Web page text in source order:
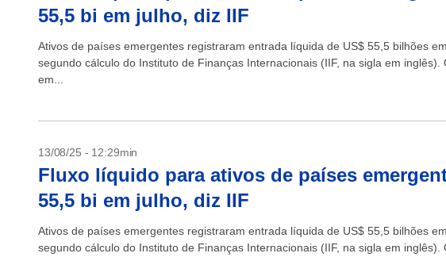
55,5 bi em julho, diz IIF
Ativos de países emergentes registraram entrada líquida de US$ 55,5 bilhões
segundo cálculo do Instituto de Finanças Internacionais (IIF, na sigla em
em...
13/08/25 - 12:29min
Fluxo líquido para ativos de países
55,5 bi em julho, diz IIF
Ativos de países emergentes registraram entrada líquida de US$ 55,5 bilhões
segundo cálculo do Instituto de Finanças Internacionais (IIF, na sigla em